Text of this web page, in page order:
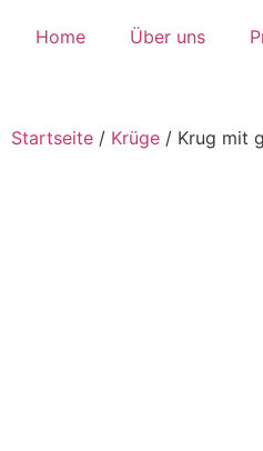
Home Über uns
Startseite / Krüge / Krug mit